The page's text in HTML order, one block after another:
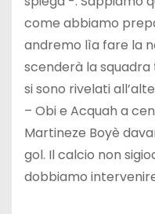
come abbiamo
andremo lìa fare la
scenderà la
si sono rivelati
– Obi e Acquah a
Martineze Boyè
gol. Il calcio non
dobbiamo